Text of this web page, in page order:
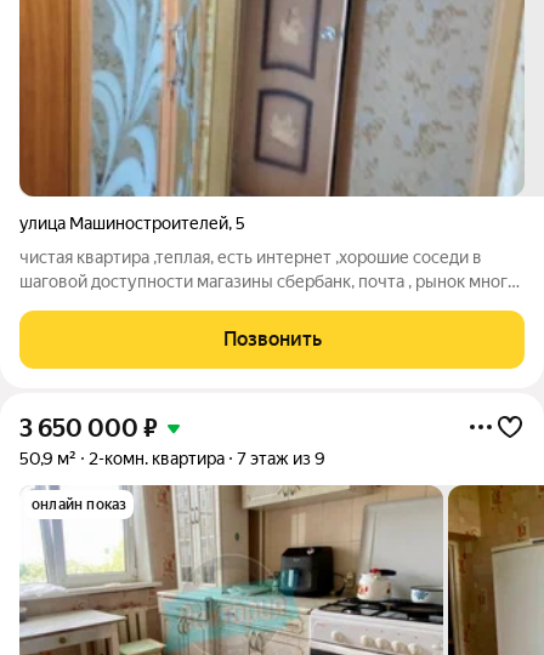
улица Машиностроителей,5
чистая квартира ,теплая, есть интернет ,хорошие соседи в
шаговой доступности магазины сбербанк, почта , рынок много
Позвонить
3 650 000 ₽
50,9 м² 2-комн. квартира 7 этаж из 9
онлайн показ